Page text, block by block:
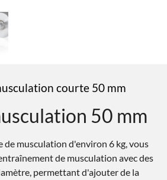
courte 50 mm
50 mm
de musculation d'environ 6 kg, vous
de musculation avec des
permettant d'ajouter de la